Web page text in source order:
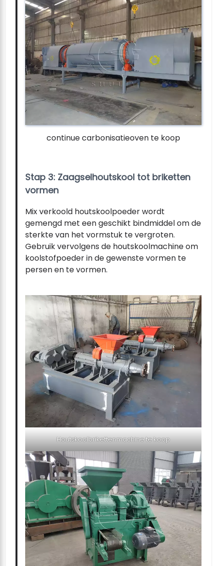
continue carbonisatieoven te koop
Stap 3: Zaagselhoutskool tot briketten
vormen
Mix verkoold houtskoolpoeder wordt
gemengd met een geschikt bindmiddel om de
sterkte van het vormstuk te vergroten.
Gebruik vervolgens de houtskoolmachine om
koolstofpoeder in de gewenste vormen te
persen en te vormen.
Houtskoolbrikettenmachine te koop